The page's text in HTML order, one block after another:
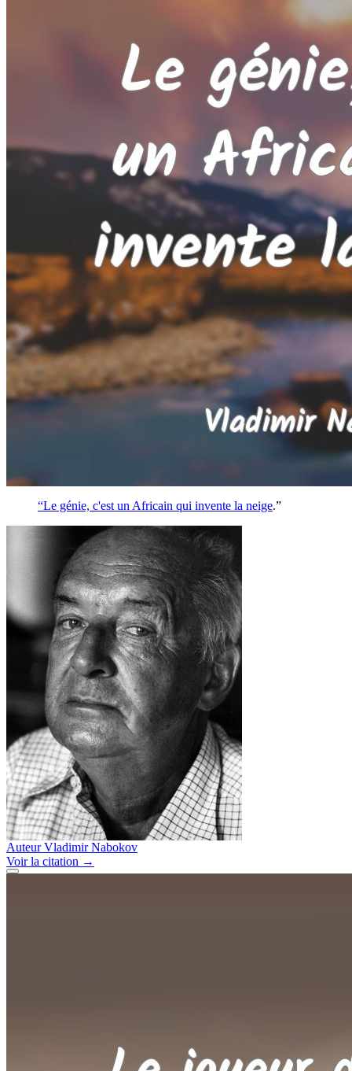
“Le génie, c'est un Africain qui invente la neige.”
Auteur Vladimir Nabokov
Voirla citation →